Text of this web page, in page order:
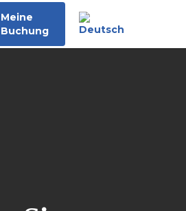
Meine
Buchung